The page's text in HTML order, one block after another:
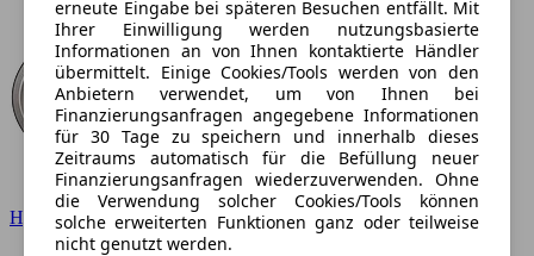
Hyundai
erneute Eingabe bei späteren Besuchen entfällt. Mit
Ihrer Einwilligung werden nutzungsbasierte
Informationen an von Ihnen kontaktierte Händler
übermittelt. Einige Cookies/Tools werden von den
Anbietern verwendet, um von Ihnen bei
Finanzierungsanfragen angegebene Informationen
für 30 Tage zu speichern und innerhalb dieses
Zeitraums automatisch für die Befüllung neuer
Finanzierungsanfragen wiederzuverwenden. Ohne
die Verwendung solcher Cookies/Tools können
solche erweiterten Funktionen ganz oder teilweise
nicht genutzt werden.